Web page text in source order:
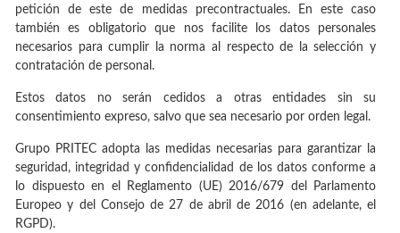
petición de este de medidas precontractuales. En este caso
también es obligatorio que nos facilite los datos personales
necesarios para cumplir la norma al respecto de la selección y
contratación de personal.
Estos datos no serán cedidos a otras entidades sin su
consentimiento expreso, salvo que sea necesario por orden legal.
Grupo PRITEC adopta las medidas necesarias para garantizar la
seguridad, integridad y confidencialidad de los datos conforme a
lo dispuesto en el Reglamento (UE) 2016/679 del Parlamento
Europeo y del Consejo de 27 de abril de 2016 (en adelante, el
RGPD).